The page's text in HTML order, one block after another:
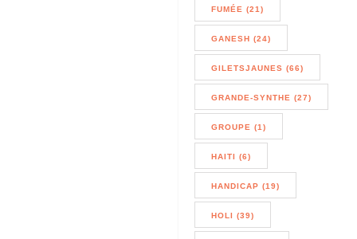
FUMÉE (21)
GANESH (24)
GILETSJAUNES (66)
GRANDE-SYNTHE (27)
GROUPE (1)
HAITI (6)
HANDICAP (19)
HOLI (39)